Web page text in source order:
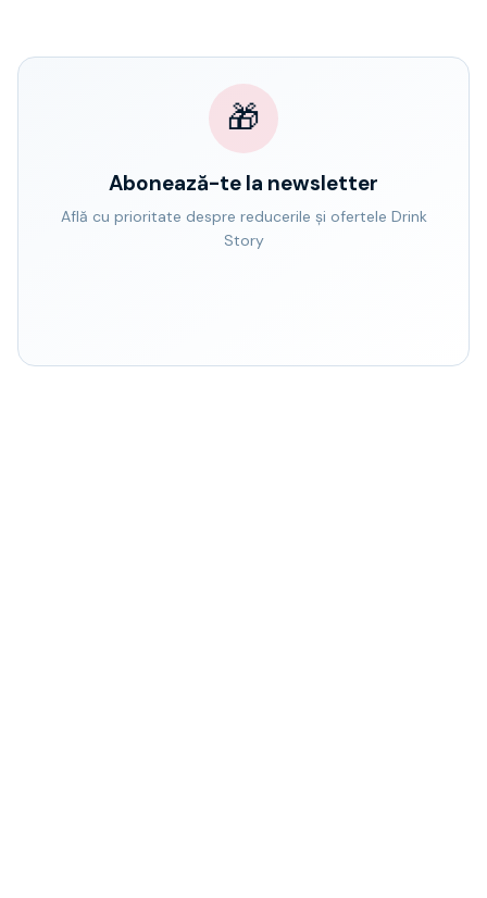
🎁
Abonează-te la newsletter
Află cu prioritate despre reducerile și ofertele Drink
Story